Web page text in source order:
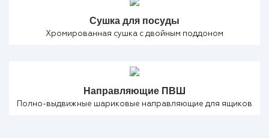
Сушка для посуды
Хромированная сушка с двойным поддоном
Направляющие ПВШ
Полно-выдвижные шариковые направляющие для ящиков